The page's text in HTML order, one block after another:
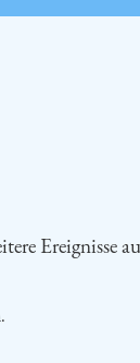
Ereignisse